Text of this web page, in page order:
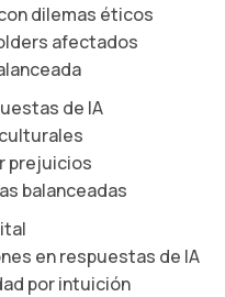
dilemas éticos
afectados
de IA
prejuicios
balanceadas
en respuestas de IA
por intuición